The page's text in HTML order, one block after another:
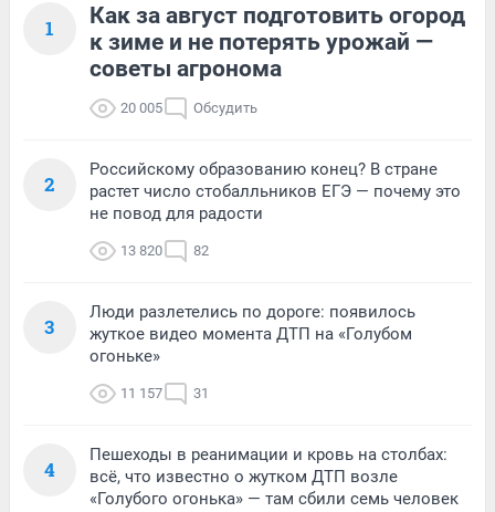
1
Как за август подготовить огород
к зиме и не потерять урожай —
советы агронома
20 005 Обсудить
2
Российскому образованию конец? В стране
растет число стобалльников ЕГЭ — почему это
не повод для радости
13 820 82
3
Люди разлетелись по дороге: появилось
жуткое видео момента ДТП на «Голубом
огоньке»
11 157 31
4
Пешеходы в реанимации и кровь на столбах:
всё, что известно о жутком ДТП возле
«Голубого огонька» — там сбили семь человек